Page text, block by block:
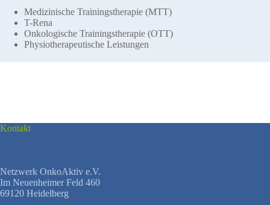
Medizinische Trainingstherapie (MTT)
T-Rena
Onkologische Trainingstherapie (OTT)
Physiotherapeutische Leistungen
Kontakt
Netzwerk OnkoAktiv e.V.
Im Neuenheimer Feld 460
69120 Heidelberg